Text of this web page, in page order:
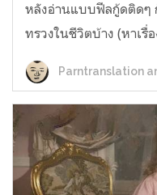
หลังอ่านแบบฟีลกู้ดติดๆ
ทรวงในชีวิตบ้าง (หาเรื่
Parntranslation